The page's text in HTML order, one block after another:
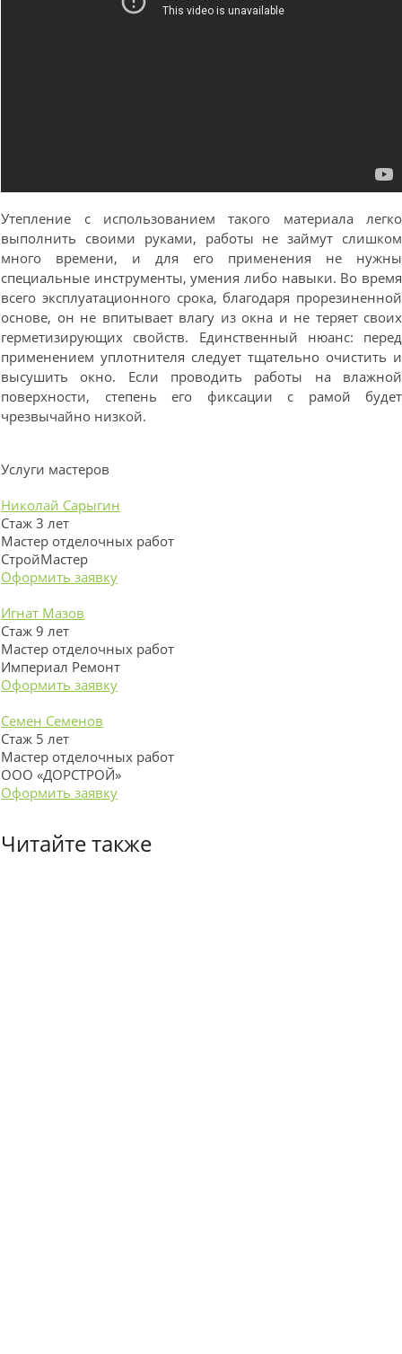
Утепление с использованием такого материала легко
выполнить своими руками, работы не займут слишком
много времени, и для его применения не нужны
специальные инструменты, умения либо навыки. Во время
всего эксплуатационного срока, благодаря прорезиненной
основе, он не впитывает влагу из окна и не теряет своих
герметизирующих свойств. Единственный нюанс: перед
применением уплотнителя следует тщательно очистить и
высушить окно. Если проводить работы на влажной
поверхности, степень его фиксации с рамой будет
чрезвычайно низкой.
Услуги мастеров
Николай Сарыгин
Стаж 3 лет
Мастер отделочных работ
СтройМастер
Оформить заявку
Игнат Мазов
Стаж 9 лет
Мастер отделочных работ
Империал Ремонт
Оформить заявку
Семен Семенов
Стаж 5 лет
Мастер отделочных работ
ООО «ДОРСТРОЙ»
Оформить заявку
Читайте также